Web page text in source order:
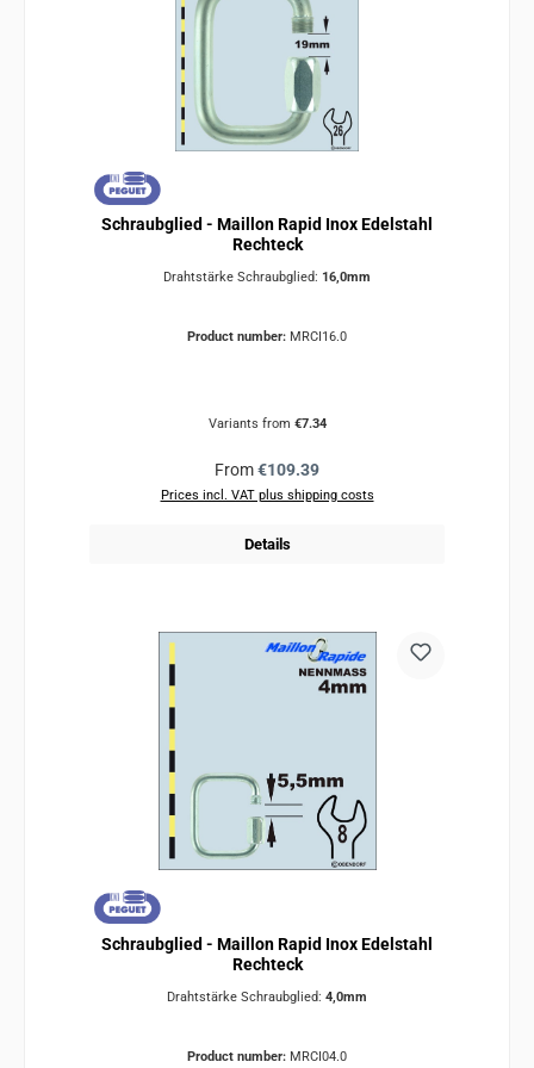
Schraubglied - Maillon Rapid Inox Edelstahl
Rechteck
Drahtstärke Schraubglied: 16,0mm
Product number: MRCI16.0
Variants from €7.34
Regular price:
From€109.39
Prices incl. VAT plus shipping costs
Details
Schraubglied - Maillon Rapid Inox Edelstahl
Rechteck
Drahtstärke Schraubglied: 4,0mm
Product number: MRCI04.0